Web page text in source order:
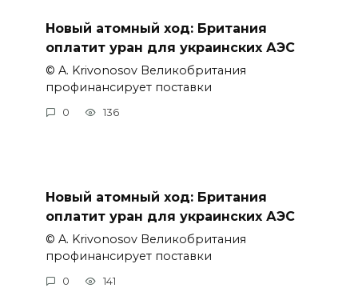
Новый атомный ход: Британия
оплатит уран для украинских АЭС
© A. Krivonosov Великобритания
профинансирует поставки
0 136
Новый атомный ход: Британия
оплатит уран для украинских АЭС
© A. Krivonosov Великобритания
профинансирует поставки
0 141